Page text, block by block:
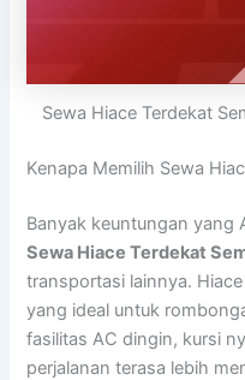
Sewa Hiace Terdekat
Kenapa Memilih Sewa
Banyak keuntungan yang
Sewa Hiace Terdekat
transportasi lainnya.
yang ideal untuk
fasilitas AC dingin, kursi
perjalanan terasa lebih